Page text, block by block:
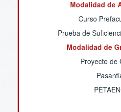
Modalidad de
Curso
Prueba de
Modalidad de
Proyecto de